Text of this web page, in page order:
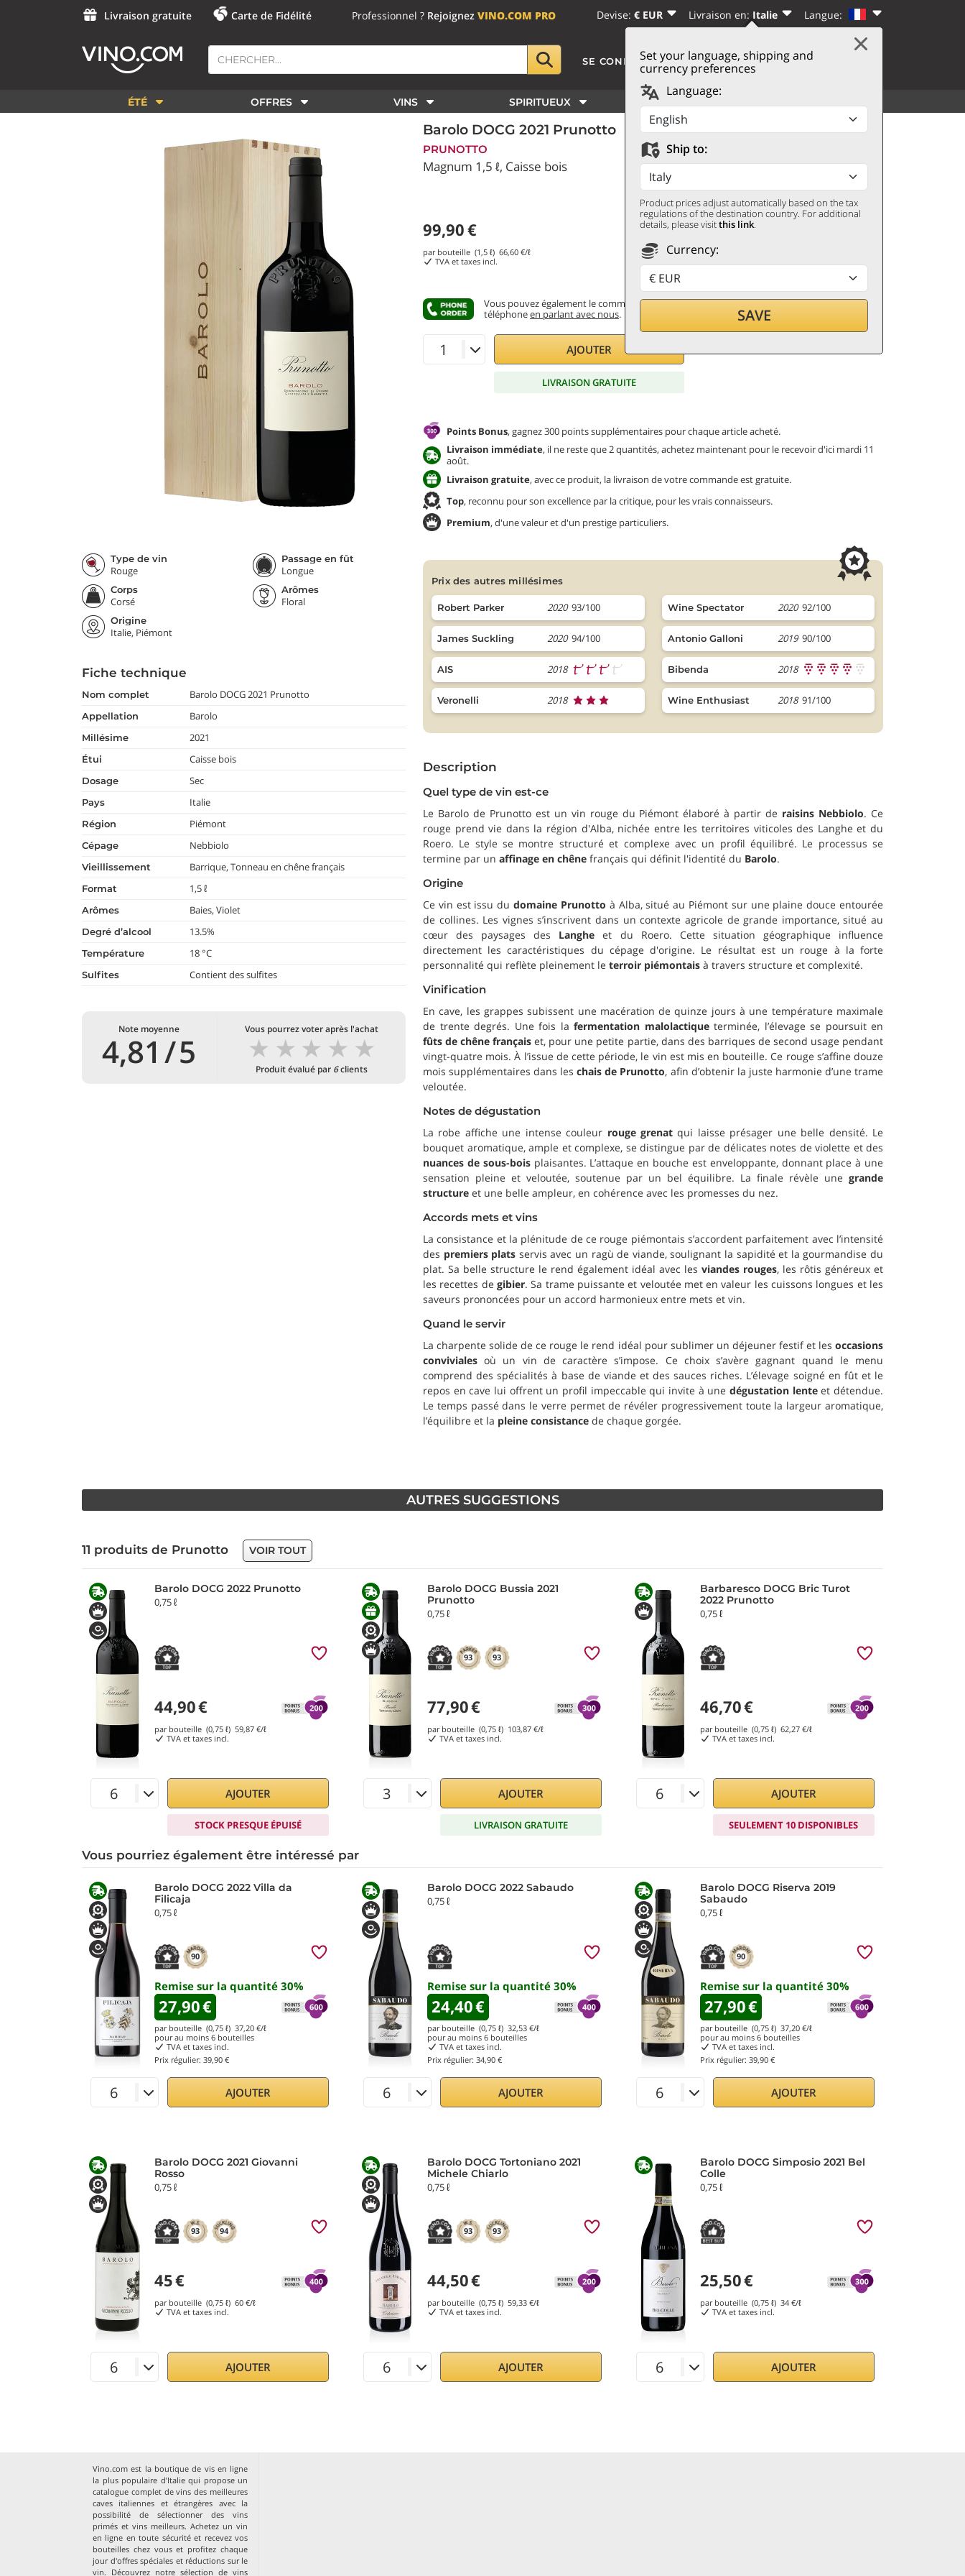
Livraison gratuite Carte de Fidélité Professionnel ? RejoignezVINO.COM PRO Devise: € EUR Livraison en: Italie Langue:
Set your language, shipping and
currency preferences
Language:
Ship to:
Product prices adjust automatically based on the tax
regulations of the destination country. For additional
details, please visitthis link.
Currency:
SAVE
SE CONNECTER | S’INSCRIRE PANIER
ÉTÉ OFFRES VINS SPIRITUEUX AUTRES
Type de vin
Rouge
Passage en fût
Longue
Corps
Corsé
Arômes
Floral
Origine
Italie, Piémont
Fiche technique
nom complet Barolo DOCG 2021 Prunotto
appellation Barolo
millésime 2021
étui Caisse bois
dosage Sec
pays Italie
région Piémont
cépage Nebbiolo
vieillissement Barrique, Tonneau en chêne français
format 1,5 ℓ
arômes Baies, Violet
degré d’alcool 13.5%
température 18 °C
Sulfites Contient des sulfites
Note moyenne
4,81 /5
Vous pourrez voter après l'achat
★
★
★
★
★
Produit évalué par 6clients
Barolo DOCG 2021 Prunotto
PRUNOTTO
Magnum 1,5 ℓ, Caisse bois
99,90€
par bouteille (1,5 ℓ) 66,60 €/ℓ
TVA et taxes incl.
Vous pouvez également le commander par
téléphoneen parlant avec nous.
AJOUTER
LIVRAISON GRATUITE
Points Bonus, gagnez 300 points supplémentaires pour chaque article acheté.
Livraison immédiate, il ne reste que 2 quantités, achetez maintenant pour le recevoir d'ici mardi 11
août.
Livraison gratuite, avec ce produit, la livraison de votre commande est gratuite.
Top, reconnu pour son excellence par la critique, pour les vrais connaisseurs.
Premium, d'une valeur et d'un prestige particuliers.
prix des autres millésimes
Robert Parker 2020 93/100 Wine Spectator 2020 92/100
James Suckling 2020 94/100 Antonio Galloni 2019 90/100
AIS 2018 Bibenda 2018
Veronelli 2018 Wine Enthusiast 2018 91/100
Description
Quel type de vin est-ce
Le Barolo de Prunotto est un vin rouge du Piémont élaboré à partir de raisins Nebbiolo. Ce
rouge prend vie dans la région d'Alba, nichée entre les territoires viticoles des Langhe et du
Roero. Le style se montre structuré et complexe avec un profil équilibré. Le processus se
termine par un affinage en chêne français qui définit l'identité du Barolo.
Origine
Ce vin est issu dudomaine Prunotto à Alba, situé au Piémont sur une plaine douce entourée
de collines. Les vignes s’inscrivent dans un contexte agricole de grande importance, situé au
cœur des paysages des Langhe et du Roero. Cette situation géographique influence
directement les caractéristiques du cépage d'origine. Le résultat est un rouge à la forte
personnalité qui reflète pleinement le terroir piémontais à travers structure et complexité.
Vinification
En cave, les grappes subissent une macération de quinze jours à une température maximale
de trente degrés. Une fois la fermentation malolactiqueterminée, l’élevage se poursuit en
fûts de chêne français et, pour une petite partie, dans des barriques de second usage pendant
vingt-quatre mois. À l’issue de cette période, le vin est mis en bouteille. Ce rouge s’affine douze
mois supplémentaires dans leschais de Prunotto, afin d’obtenir la juste harmonie d’une trame
veloutée.
Notes de dégustation
La robe affiche une intense couleur rouge grenat qui laisse présager une belle densité. Le
bouquet aromatique, ample et complexe, se distingue par de délicates notes de violette et des
nuances de sous-boisplaisantes. L’attaque en bouche est enveloppante, donnant place à une
sensation pleine et veloutée, soutenue par un bel équilibre. La finale révèle une grande
structure et une belle ampleur, en cohérence avec les promesses du nez.
Accords mets et vins
La consistance et la plénitude de ce rouge piémontais s’accordent parfaitement avec l’intensité
des premiers plats servis avec un ragù de viande, soulignant la sapidité et la gourmandise du
plat. Sa belle structure le rend également idéal avec les viandes rouges, les rôtis généreux et
les recettes de gibier. Sa trame puissante et veloutée met en valeur les cuissons longues et les
saveurs prononcées pour un accord harmonieux entre mets et vin.
Quand le servir
La charpente solide de ce rouge le rend idéal pour sublimer un déjeuner festif et les occasions
conviviales où un vin de caractère s’impose. Ce choix s’avère gagnant quand le menu
comprend des spécialités à base de viande et des sauces riches. L’élevage soigné en fût et le
repos en cave lui offrent un profil impeccable qui invite à une dégustation lenteet détendue.
Le temps passé dans le verre permet de révéler progressivement toute la largeur aromatique,
l’équilibre et la pleine consistance de chaque gorgée.
AUTRES SUGGESTIONS
11 produits de Prunotto VOIR TOUT
Barolo DOCG 2022 Prunotto
0,75 ℓ
44,90€
par bouteille (0,75 ℓ) 59,87 €/ℓ
TVA et taxes incl.
AJOUTER
STOCK PRESQUE ÉPUISÉ
Barolo DOCG Bussia 2021
Prunotto
0,75 ℓ
93 93
77,90€
par bouteille (0,75 ℓ) 103,87 €/ℓ
TVA et taxes incl.
AJOUTER
LIVRAISON GRATUITE
Barbaresco DOCG Bric Turot
2022 Prunotto
0,75 ℓ
46,70€
par bouteille (0,75 ℓ) 62,27 €/ℓ
TVA et taxes incl.
AJOUTER
SEULEMENT 10 DISPONIBLES
Vous pourriez également être intéressé par
Barolo DOCG 2022 Villa da
Filicaja
0,75 ℓ
90
Remise sur la quantité 30%
27,90€
par bouteille (0,75 ℓ) 37,20 €/ℓ
pour au moins 6 bouteilles
TVA et taxes incl.
Prix régulier: 39,90 €
AJOUTER
Barolo DOCG 2022 Sabaudo
0,75 ℓ
Remise sur la quantité 30%
24,40€
par bouteille (0,75 ℓ) 32,53 €/ℓ
pour au moins 6 bouteilles
TVA et taxes incl.
Prix régulier: 34,90 €
AJOUTER
Barolo DOCG Riserva 2019
Sabaudo
0,75 ℓ
90
Remise sur la quantité 30%
27,90€
par bouteille (0,75 ℓ) 37,20 €/ℓ
pour au moins 6 bouteilles
TVA et taxes incl.
Prix régulier: 39,90 €
AJOUTER
Barolo DOCG 2021 Giovanni
Rosso
0,75 ℓ
93 94
45€
par bouteille (0,75 ℓ) 60 €/ℓ
TVA et taxes incl.
AJOUTER
Barolo DOCG Tortoniano 2021
Michele Chiarlo
0,75 ℓ
93 93
44,50€
par bouteille (0,75 ℓ) 59,33 €/ℓ
TVA et taxes incl.
AJOUTER
Barolo DOCG Simposio 2021 Bel
Colle
0,75 ℓ
25,50€
par bouteille (0,75 ℓ) 34 €/ℓ
TVA et taxes incl.
AJOUTER
Vino.com est la boutique de vis en ligne
la plus populaire d’Italie qui propose un
catalogue complet de vins des meilleures
caves italiennes et étrangères avec la
possibilité de sélectionner des vins
primés et vins meilleurs. Achetez un vin
en ligne en toute sécurité et recevez vos
bouteilles chez vous et profitez chaque
jour d'offres spéciales et réductions sur le
vin. Découvrez notre sélection devins